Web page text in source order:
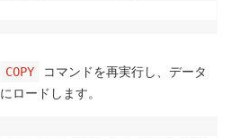
COPY
コマンドを再実行し、データ
にロードします。